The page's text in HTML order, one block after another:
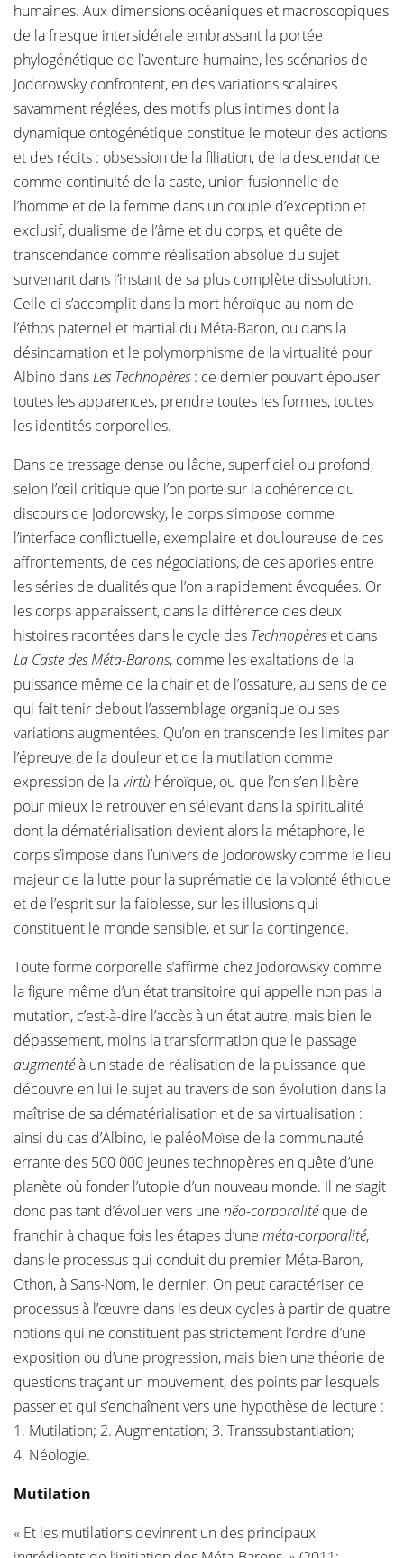
humaines. Aux dimensions océaniques et macroscopiques
de la fresque intersidérale embrassant la portée
phylogénétique de l’aventure humaine, les scénarios de
Jodorowsky confrontent, en des variations scalaires
savamment réglées, des motifs plus intimes dont la
dynamique ontogénétique constitue le moteur des actions
et des récits : obsession de la filiation, de la descendance
comme continuité de la caste, union fusionnelle de
l’homme et de la femme dans un couple d’exception et
exclusif, dualisme de l’âme et du corps, et quête de
transcendance comme réalisation absolue du sujet
survenant dans l’instant de sa plus complète dissolution.
Celle-ci s’accomplit dans la mort héroïque au nom de
l’éthos paternel et martial du Méta-Baron, ou dans la
désincarnation et le polymorphisme de la virtualité pour
Albino dansLes Technopères: ce dernier pouvant épouser
toutes les apparences, prendre toutes les formes, toutes
les identités corporelles.
Dans ce tressage dense ou lâche, superficiel ou profond,
selon l’œil critique que l’on porte sur la cohérence du
discours de Jodorowsky, le corps s’impose comme
l’interface conflictuelle, exemplaire et douloureuse de ces
affrontements, de ces négociations, de ces apories entre
les séries de dualités que l’on a rapidement évoquées. Or
les corps apparaissent, dans la différence des deux
histoires racontées dans le cycle des Technopèreset dans
La Caste des Méta-Barons, comme les exaltations de la
puissance même de la chair et de l’ossature, au sens de ce
qui fait tenir debout l’assemblage organique ou ses
variations augmentées. Qu’on en transcende les limites par
l’épreuve de la douleur et de la mutilation comme
expression de lavirtù héroïque, ou que l’on s’en libère
pour mieux le retrouver en s’élevant dans la spiritualité
dont la dématérialisation devient alors la métaphore, le
corps s’impose dans l’univers de Jodorowsky comme le lieu
majeur de la lutte pour la suprématie de la volonté éthique
et de l’esprit sur la faiblesse, sur les illusions qui
constituent le monde sensible, et sur la contingence.
Toute forme corporelle s’affirme chez Jodorowsky comme
la figure même d’un état transitoire qui appelle non pas la
mutation, c’est-à-dire l’accès à un état autre, mais bien le
dépassement, moins la transformation que le passage
augmentéà un stade de réalisation de la puissance que
découvre en lui le sujet au travers de son évolution dans la
maîtrise de sa dématérialisation et de sa virtualisation :
ainsi du cas d’Albino, le paléoMoïse de la communauté
errante des 500 000 jeunes technopères en quête d’une
planète où fonder l’utopie d’un nouveau monde. Il ne s’agit
donc pas tant d’évoluer vers une néo-corporalitéque de
franchir à chaque fois les étapes d’une méta-corporalité,
dans le processus qui conduit du premier Méta-Baron,
Othon, à Sans-Nom, le dernier. On peut caractériser ce
processus à l’œuvre dans les deux cycles à partir de quatre
notions qui ne constituent pas strictement l’ordre d’une
exposition ou d’une progression, mais bien une théorie de
questions traçant un mouvement, des points par lesquels
passer et qui s’enchaînent vers une hypothèse de lecture :
1. Mutilation; 2. Augmentation; 3. Transsubstantiation;
4. Néologie.
Mutilation
« Et les mutilations devinrent un des principaux